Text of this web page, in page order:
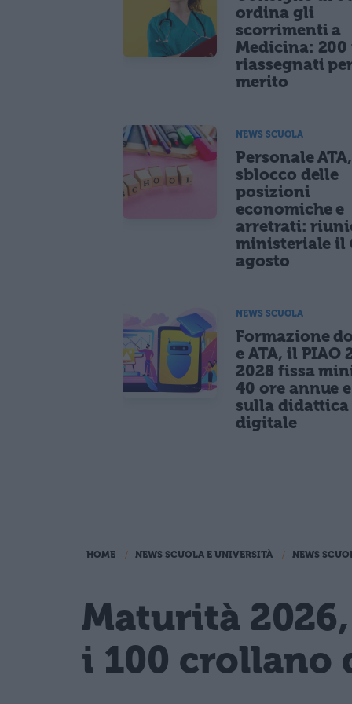
ordina gli
scorrimenti a
Medicina: 200
riassegnati
merito
NEWS SCUOLA
Personale ATA,
sblocco delle
posizioni
economiche e
arretrati:
ministeriale il
agosto
NEWS SCUOLA
Formazione
e ATA, il PIAO
2028 fissa
40 ore annue
sulla didattica
digitale
HOME NEWS SCUOLA E UNIVERSITÀ NEWS
Maturità
i 100 crollano